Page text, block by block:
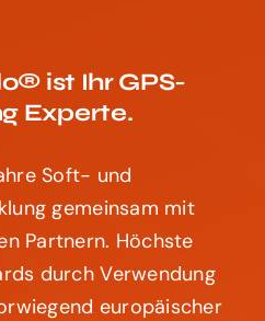
ist Ihr GPS-
Experte.
Soft- und
gemeinsam mit
Partnern. Höchste
durch Verwendung
europäischer